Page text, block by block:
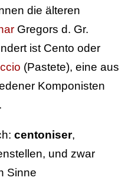
die älteren
Gregors d. Gr.
ist Cento oder
(Pastete), eine aus
Komponisten
centoniser,
und zwar
Sinne